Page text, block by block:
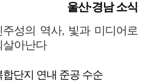
울산·경남 소식
주성의 역사, 빛과 미디어로
살아난다
합단지 연내 준공 수순